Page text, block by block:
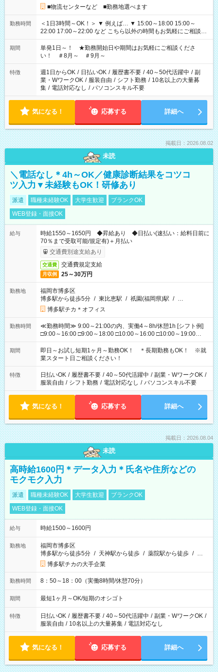
■物流センターなど ■勤務地選べます
勤務時間
＜1日3時間～OK！＞ ▼ 例えば… ▼ 15:00～18:00 15:00～
22:00 17:00～22:00 など こちら以外の時間もお気軽にご相談く
ださい！
期間
単発1日～！ ★勤務開始日や期間はお気軽にご相談くださ
い！ ＃8月～ ＃9月～
特徴 週1日からOK / 日払いOK / 履歴書不要 / 40～50代活躍中 / 副
業・WワークOK / 服装自由 / シフト勤務 / 10名以上の大量募
集 / 電話対応なし / パソコンスキル不要
気になる！ 応募する 詳細へ
掲載日：2026.08.02
未読
＼電話なし＊4h～OK／健康診断結果をコツコ
ツ入力▼未経験もOK！研修あり
派遣 職種未経験OK 大学生歓迎
ブランクOK
WEB登録・面接OK
給与
時給1550～1650円 ◆昇給あり ◆日払い(速払い：給料日前に
70％まで受取可能/規定有)＋月払い
交通費別途支給あり
交通費 交通費規定支給
月収例 25～30万円
勤務地
福岡市博多区
博多駅から徒歩5分 / 東比恵駅 / 祇園(福岡県)駅 / …
博多駅チカ＊オフィス
勤務時間
≪勤務時間≫ 9:00～21:00の内、実働4～8h/休憩1h [シフト例]
□9:00～16:00 □9:00～18:00 □10:00～16:00 □10:00～19:00
□11:00～20:00 □12:00～19:00 □12:00～21:00 □16:00～21:00
□17:00～21:00 ◆残業なし ◆勤務時間固定の相談OK ◆上記以外
の勤務時間も相談OK
期間
即日～お試し短期1ヶ月～勤務OK！ ＊長期勤務もOK！ ※就
業スタート日ご相談ください！
特徴 日払いOK / 履歴書不要 / 40～50代活躍中 / 副業・WワークOK /
服装自由 / シフト勤務 / 電話対応なし / パソコンスキル不要
気になる！ 応募する 詳細へ
掲載日：2026.08.04
未読
高時給1600円＊データ入力＊氏名や住所などの
モクモク入力
派遣 職種未経験OK 大学生歓迎
ブランクOK
WEB登録・面接OK
給与 時給1500～1600円
勤務地
福岡市博多区
博多駅から徒歩5分 / 天神駅から徒歩 / 薬院駅から徒歩 / …
博多駅チカの大手企業
勤務時間 8：50～18：00（実働8時間/休憩70分）
期間 最短1ヶ月～OK/短期のオシゴト
特徴 日払いOK / 履歴書不要 / 40～50代活躍中 / 副業・WワークOK /
服装自由 / 10名以上の大量募集 / 電話対応なし
気になる！ 応募する 詳細へ